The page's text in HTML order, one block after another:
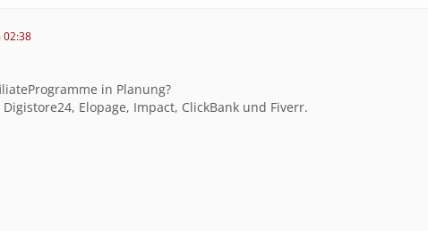
02:38
in Planung?
Elopage, Impact, ClickBank und Fiverr.